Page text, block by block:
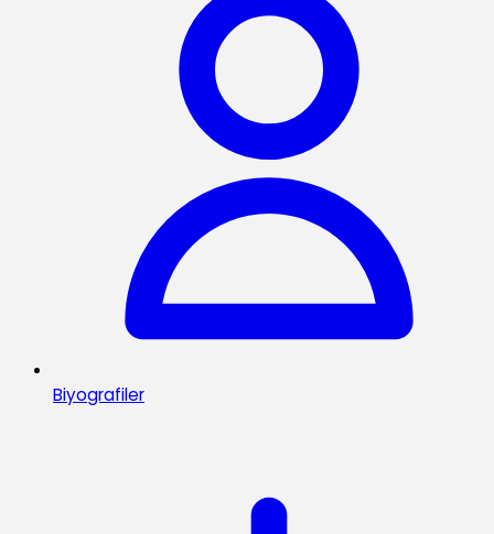
Biyografiler